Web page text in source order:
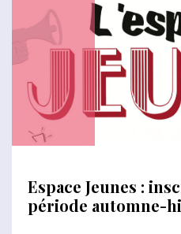
Espace Jeunes :
période automne-